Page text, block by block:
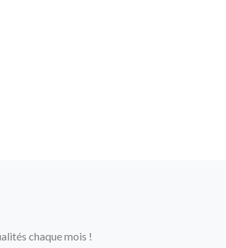
chaque mois !